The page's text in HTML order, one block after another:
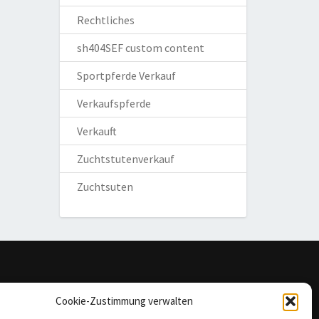
Cookie-Zustimmung verwalten
Rechtliches
sh404SEF custom content
Sportpferde Verkauf
Verkaufspferde
Verkauft
Zuchtstutenverkauf
Zuchtsuten